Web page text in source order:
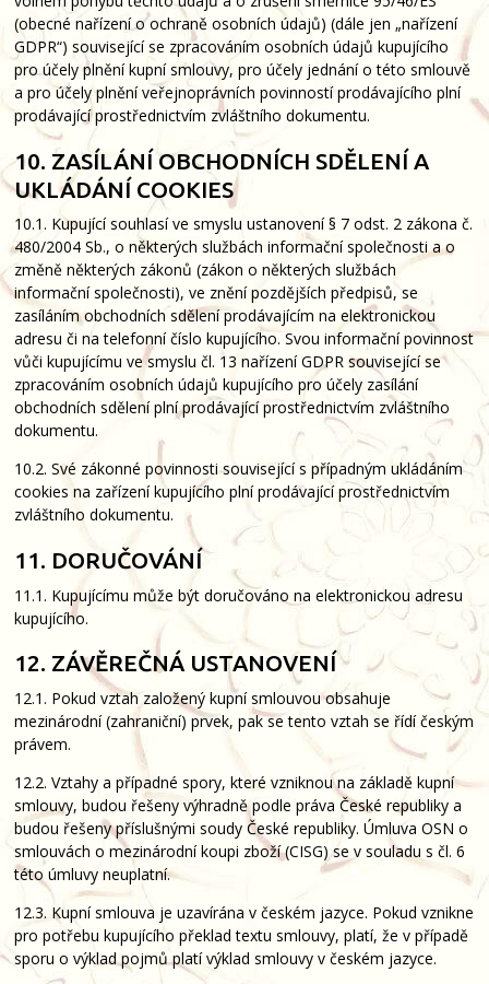
(obecné nařízení o ochraně osobních údajů) (dále jen „nařízení
GDPR“) související se zpracováním osobních údajů kupujícího
pro účely plnění kupní smlouvy, pro účely jednání o této smlouvě
a pro účely plnění veřejnoprávních povinností prodávajícího plní
prodávající prostřednictvím zvláštního dokumentu.
10. ZASÍLÁNÍ OBCHODNÍCH SDĚLENÍ A
UKLÁDÁNÍ COOKIES
10.1. Kupující souhlasí ve smyslu ustanovení § 7 odst. 2 zákona č.
480/2004 Sb., o některých službách informační společnosti a o
změně některých zákonů (zákon o některých službách
informační společnosti), ve znění pozdějších předpisů, se
zasíláním obchodních sdělení prodávajícím na elektronickou
adresu či na telefonní číslo kupujícího. Svou informační povinnost
vůči kupujícímu ve smyslu čl. 13 nařízení GDPR související se
zpracováním osobních údajů kupujícího pro účely zasílání
obchodních sdělení plní prodávající prostřednictvím zvláštního
dokumentu.
10.2. Své zákonné povinnosti související s případným ukládáním
cookies na zařízení kupujícího plní prodávající prostřednictvím
zvláštního dokumentu.
11. DORUČOVÁNÍ
11.1. Kupujícímu může být doručováno na elektronickou adresu
kupujícího.
12. ZÁVĚREČNÁ USTANOVENÍ
12.1. Pokud vztah založený kupní smlouvou obsahuje
mezinárodní (zahraniční) prvek, pak se tento vztah se řídí českým
právem.
12.2. Vztahy a případné spory, které vzniknou na základě kupní
smlouvy, budou řešeny výhradně podle práva České republiky a
budou řešeny příslušnými soudy České republiky. Úmluva OSN o
smlouvách o mezinárodní koupi zboží (CISG) se v souladu s čl. 6
této úmluvy neuplatní.
12.3. Kupní smlouva je uzavírána v českém jazyce. Pokud vznikne
pro potřebu kupujícího překlad textu smlouvy, platí, že v případě
sporu o výklad pojmů platí výklad smlouvy v českém jazyce.